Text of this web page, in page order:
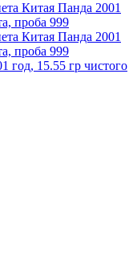
год, 15.55 гр чистого